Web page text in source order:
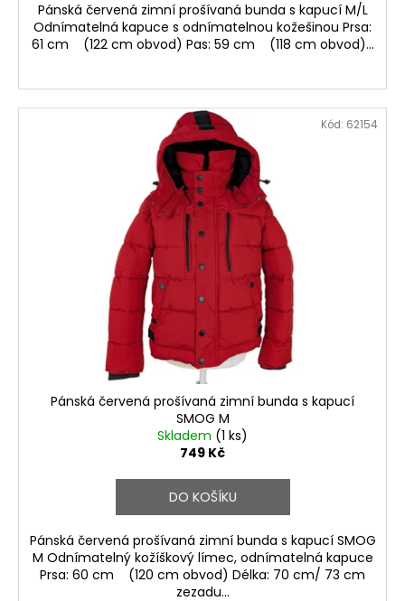
Pánská červená zimní prošívaná bunda s kapucí M/L
Odnímatelná kapuce s odnímatelnou kožešinou Prsa:
61 cm (122 cm obvod) Pas: 59 cm (118 cm obvod)...
Pánská červená prošívaná zimní bunda s kapucí
SMOG M
Skladem (1 ks)
749 Kč
DO KOŠÍKU
Pánská červená prošívaná zimní bunda s kapucí SMOG
M Odnímatelný kožíškový límec, odnímatelná kapuce
Prsa: 60 cm (120 cm obvod) Délka: 70 cm/ 73 cm
zezadu...
Kód: 62154